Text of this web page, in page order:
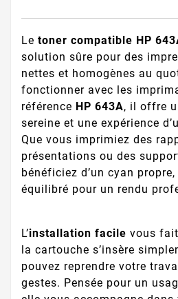
Le toner compatible HP
solution sûre pour des
nettes et homogènes au
fonctionner avec les
référence HP 643A, il offre
sereine et une expérience
Que vous imprimiez des
présentations ou des
bénéficiez d’un cyan
équilibré pour un rendu
L’installation facile vous
la cartouche s’insère
pouvez reprendre votre
gestes. Pensée pour un